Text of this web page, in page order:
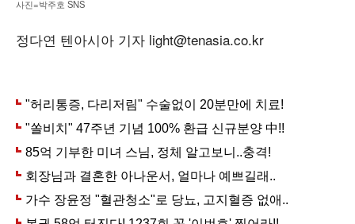
사진=박주호 SNS
정다연 텐아시아 기자 light@tenasia.co.kr